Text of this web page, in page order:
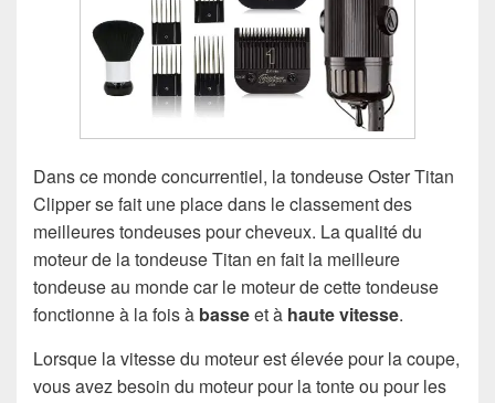
Dans ce monde concurrentiel, la tondeuse Oster Titan
Clipper se fait une place dans le classement des
meilleures tondeuses pour cheveux. La qualité du
moteur de la tondeuse Titan en fait la meilleure
tondeuse au monde car le moteur de cette tondeuse
fonctionne à la fois à basseet à haute vitesse.
Lorsque la vitesse du moteur est élevée pour la coupe,
vous avez besoin du moteur pour la tonte ou pour les